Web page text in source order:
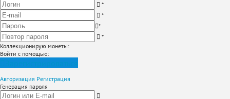
*
*
*
*
Коллекционирую монеты:
Войти с помощью:
Авторизация Регистрация
Генерация пароля